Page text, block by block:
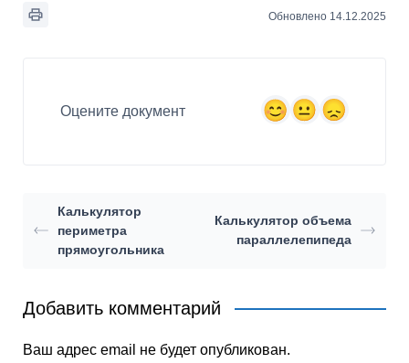
Обновлено 14.12.2025
Оцените документ
Калькулятор
периметра
прямоугольника
Калькулятор объема
параллелепипеда
Добавить комментарий
Ваш адрес email не будет опубликован.